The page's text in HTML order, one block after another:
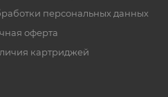
персональных данных
оферта
картриджей